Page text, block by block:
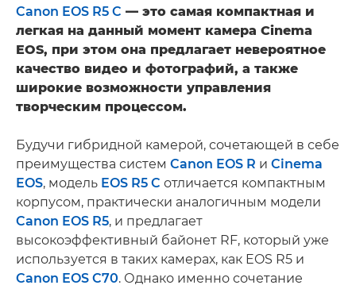
Canon EOS R5 C — это самая компактная и
легкая на данный момент камера Cinema
EOS, при этом она предлагает невероятное
качество видео и фотографий, а также
широкие возможности управления
творческим процессом.
Будучи гибридной камерой, сочетающей в себе
преимущества систем Canon EOS R и Cinema
EOS, модель EOS R5 C отличается компактным
корпусом, практически аналогичным модели
Canon EOS R5, и предлагает
высокоэффективный байонет RF, который уже
используется в таких камерах, как EOS R5 и
Canon EOS C70. Однако именно сочетание